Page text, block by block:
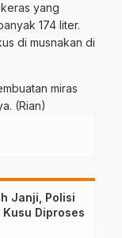
yang
174 liter.
di musnakan di
miras
(Rian)
Janji, Polisi
Diproses